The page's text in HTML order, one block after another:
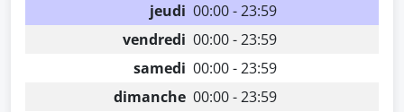
jeudi 00:00 - 23:59
vendredi 00:00 - 23:59
samedi 00:00 - 23:59
dimanche 00:00 - 23:59